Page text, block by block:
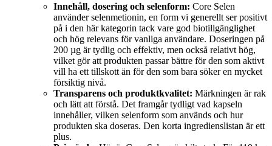
Innehåll, dosering och selenform: Core Selen
använder selenmetionin, en form vi generellt ser positivt
på i den här kategorin tack vare god biotillgänglighet
och hög relevans för vanliga användare. Doseringen på
200 µg är tydlig och effektiv, men också relativt hög,
vilket gör att produkten passar bättre för den som aktivt
vill ha ett tillskott än för den som bara söker en mycket
försiktig nivå.
Transparens och produktkvalitet: Märkningen är rak
och lätt att förstå. Det framgår tydligt vad kapseln
innehåller, vilken selenform som används och hur
produkten ska doseras. Den korta ingredienslistan är ett
plus.